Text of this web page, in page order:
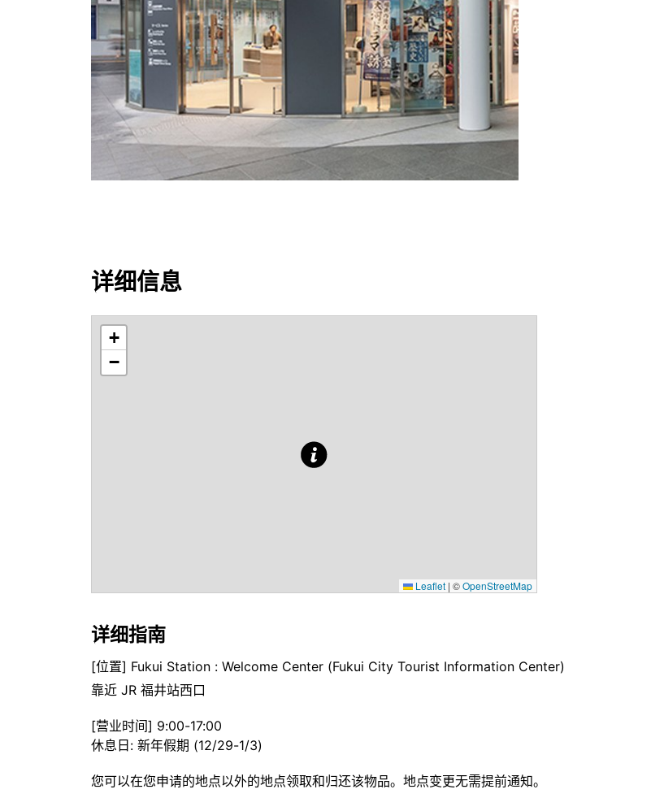
详细信息
+
−
Leaflet | ©OpenStreetMap
详细指南
[位置] Fukui Station : Welcome Center (Fukui City Tourist Information Center)
靠近 JR 福井站西口
[营业时间] 9:00-17:00
休息日: 新年假期 (12/29-1/3)
您可以在您申请的地点以外的地点领取和归还该物品。地点变更无需提前通知。